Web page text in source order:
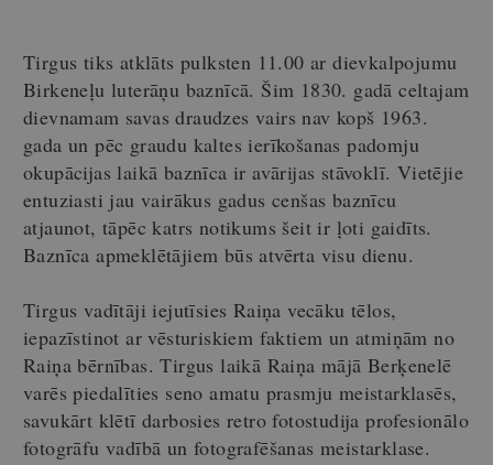
Tirgus tiks atklāts pulksten 11.00 ar dievkalpojumu
Birkeneļu luterāņu baznīcā. Šim 1830. gadā celtajam
dievnamam savas draudzes vairs nav kopš 1963.
gada un pēc graudu kaltes ierīkošanas padomju
okupācijas laikā baznīca ir avārijas stāvoklī. Vietējie
entuziasti jau vairākus gadus cenšas baznīcu
atjaunot, tāpēc katrs notikums šeit ir ļoti gaidīts.
Baznīca apmeklētājiem būs atvērta visu dienu.
Tirgus vadītāji iejutīsies Raiņa vecāku tēlos,
iepazīstinot ar vēsturiskiem faktiem un atmiņām no
Raiņa bērnības. Tirgus laikā Raiņa mājā Berķenelē
varēs piedalīties seno amatu prasmju meistarklasēs,
savukārt klētī darbosies retro fotostudija profesionālo
fotogrāfu vadībā un fotografēšanas meistarklase.